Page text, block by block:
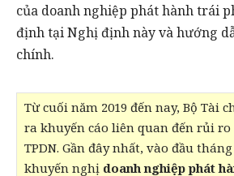
của doanh nghiệp phát hành trái
định tại Nghị định này và hướng
chính.
Từ cuối năm 2019 đến nay, Bộ Tài
ra khuyến cáo liên quan đến rủi
TPDN. Gần đây nhất, vào đầu
khuyến nghị doanh nghiệp phát